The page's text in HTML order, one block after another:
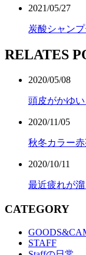
2021/05/27
炭酸シャン
RELATES
2020/05/08
頭皮がかゆ
2020/11/05
秋冬カラー
2020/10/11
最近疲れが
CATEGORY
STAFF